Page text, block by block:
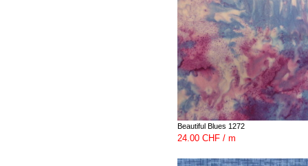
Beautiful Blues 1272
24.00 CHF / m